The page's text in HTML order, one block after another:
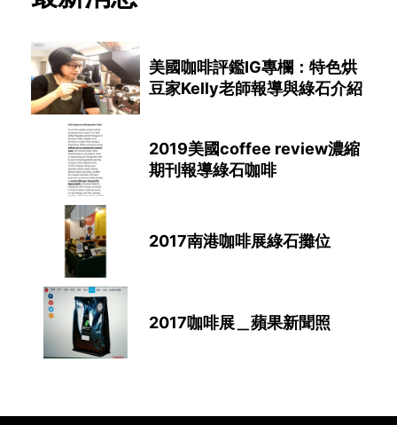
美國咖啡評鑑IG專欄：特色烘
豆家Kelly老師報導與綠石介紹
2019美國coffee review濃縮
期刊報導綠石咖啡
2017南港咖啡展綠石攤位
2017咖啡展＿蘋果新聞照